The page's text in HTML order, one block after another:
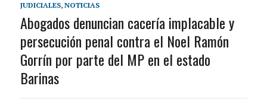
JUDICIALES, NOTICIAS
Abogados denuncian cacería implacable y
persecución penal contra el Noel Ramón
Gorrín por parte del MP en el estado
Barinas